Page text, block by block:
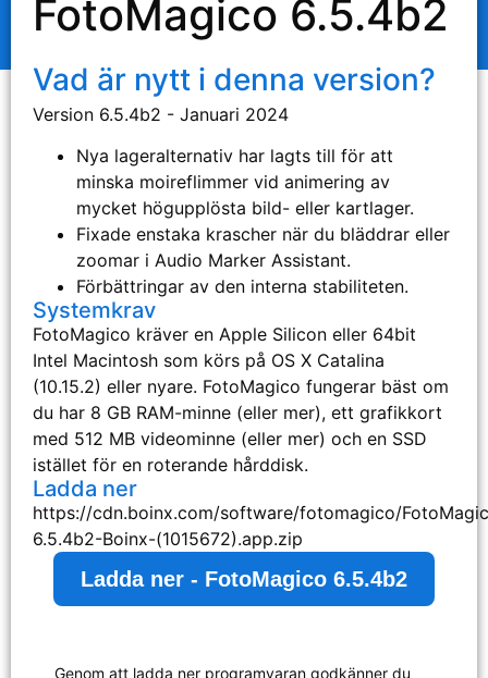
FotoMagico 6.5.4b2
Vad är nytt i denna version?
Version 6.5.4b2 - Januari 2024
Nya lageralternativ har lagts till för att
minska moireflimmer vid animering av
mycket högupplösta bild- eller kartlager.
Fixade enstaka krascher när du bläddrar eller
zoomar i Audio Marker Assistant.
Förbättringar av den interna stabiliteten.
Systemkrav
FotoMagico kräver en Apple Silicon eller 64bit
Intel Macintosh som körs på OS X Catalina
(10.15.2) eller nyare. FotoMagico fungerar bäst om
du har 8 GB RAM-minne (eller mer), ett grafikkort
med 512 MB videominne (eller mer) och en SSD
istället för en roterande hårddisk.
Ladda ner
https://cdn.boinx.com/software/fotomagico/
6.5.4b2-Boinx-(1015672).app.zip
Ladda ner - FotoMagico 6.5.4b2
Genom att ladda ner programvaran godkänner du